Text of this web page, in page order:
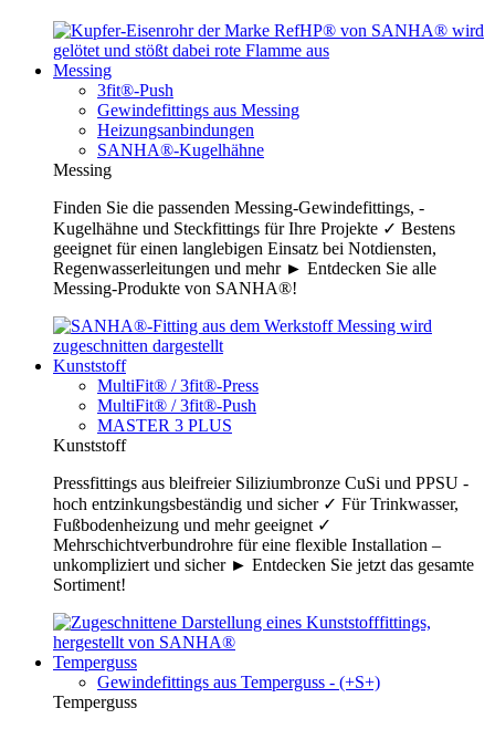
Messing
3fit®-Push
Gewindefittings aus Messing
Heizungsanbindungen
SANHA®-Kugelhähne
Messing
Finden Sie die passenden Messing-Gewindefittings, -
Kugelhähne und Steckfittings für Ihre Projekte ✓ Bestens
geeignet für einen langlebigen Einsatz bei Notdiensten,
Regenwasserleitungen und mehr ► Entdecken Sie alle
Messing-Produkte von SANHA®!
Kunststoff
MultiFit® / 3fit®-Press
MultiFit® / 3fit®-Push
MASTER 3 PLUS
Kunststoff
Pressfittings aus bleifreier Siliziumbronze CuSi und PPSU -
hoch entzinkungsbeständig und sicher ✓ Für Trinkwasser,
Fußbodenheizung und mehr geeignet ✓
Mehrschichtverbundrohre für eine flexible Installation –
unkompliziert und sicher ► Entdecken Sie jetzt das gesamte
Sortiment!
Temperguss
Gewindefittings aus Temperguss - (+S+)
Temperguss